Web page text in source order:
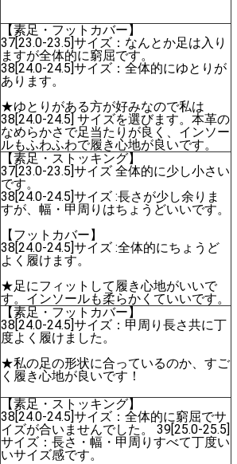
【素足・フットカバー】
37[23.0-23.5]サイズ：なんとか足は入り
ますが全体的に窮屈です。
38[24.0-24.5]サイズ：全体的にゆとりが
あります。
★ゆとりがある方が好みなので私は
38[24.0-24.5] サイズを選びます。本革の
なめらかさで足当たりが良く、インソー
ルもふわふわで履き心地が良いです。
【素足・ストッキング】
37[23.0-23.5]サイズ 全体的に少し小さい
です。
38[24.0-24.5]サイズ :長さが少し余りま
すが、幅・甲周りはちょうどいいです。
【フットカバー】
38[24.0-24.5]サイズ :全体的にちょうど
よく履けます。
★足にフィットして履き心地がいいで
す。インソールも柔らかくていいです。
【素足・フットカバー】
38[24.0-24.5]サイズ：甲周り長さ共に丁
度よく履けました。
★私の足の形状に合っているのか、すご
く履き心地が良いです！
【素足・ストッキング】
38[24.0-24.5]サイズ：全体的に窮屈でサ
イズが合いませんでした。 39[25.0-25.5]
サイズ：長さ・幅・甲周りすべて丁度い
いサイズ感です。